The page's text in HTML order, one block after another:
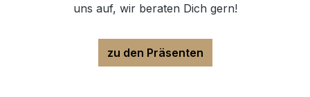
uns auf, wir beraten Dich gern!
zu den Präsenten